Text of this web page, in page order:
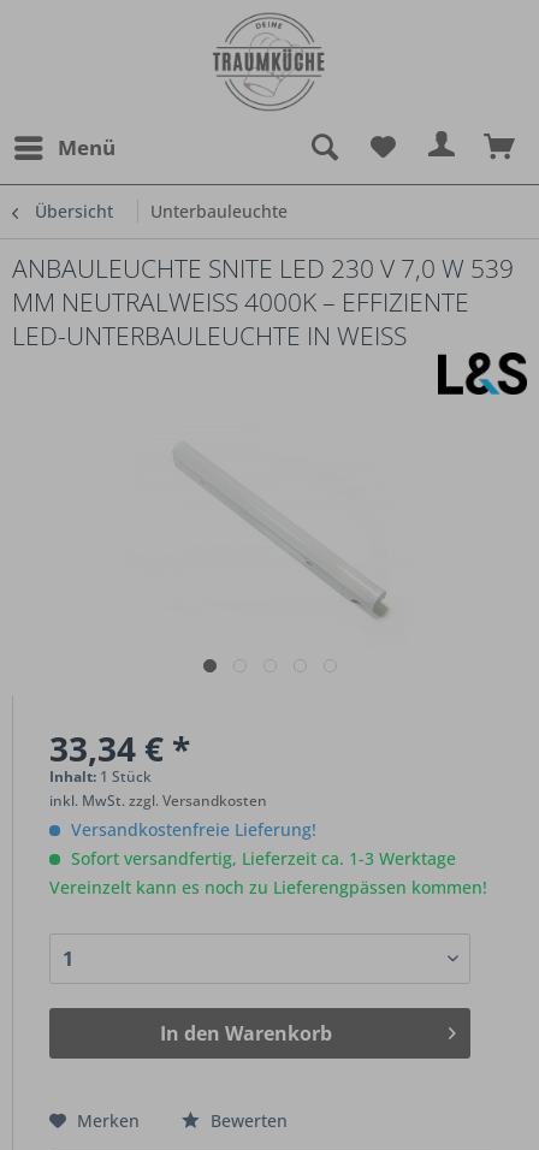
Menü
Übersicht Unterbauleuchte
ANBAULEUCHTE SNITE LED 230 V 7,0 W 539
MM NEUTRALWEISS 4000K – EFFIZIENTE L
ED-UNTERBAULEUCHTE IN WEISS
33,34 € *
Inhalt: 1 Stück
inkl. MwSt.zzgl. Versandkosten
Versandkostenfreie Lieferung!
Sofort versandfertig, Lieferzeit ca. 1-3 Werktage
Vereinzelt kann es noch zu Lieferengpässen kommen!
In den Warenkorb
Merken Bewerten